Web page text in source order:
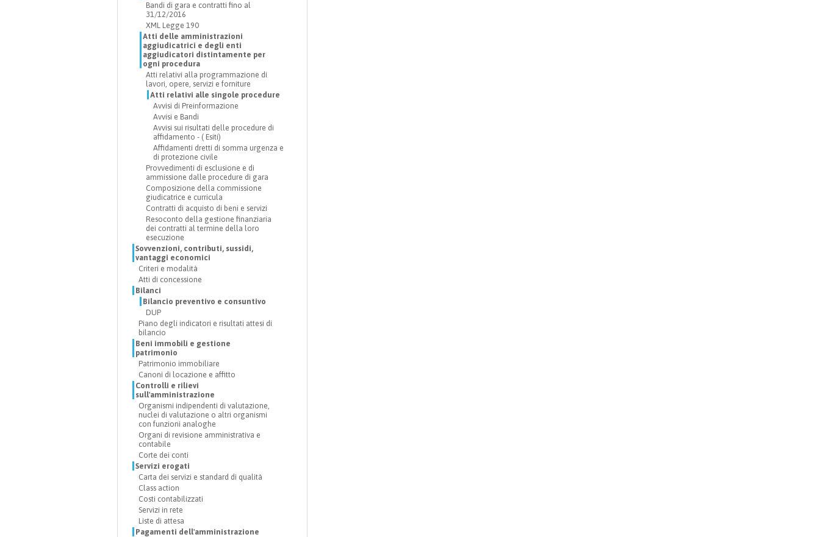
Bandi di gara e contratti fino al
31/12/2016
XML Legge 190
Atti delle amministrazioni
aggiudicatrici e degli enti
aggiudicatori distintamente per
ogni procedura
Atti relativi alla programmazione di
lavori, opere, servizi e forniture
Atti relativi alle singole procedure
Avvisi di Preinformazione
Avvisi e Bandi
Avvisi sui risultati delle procedure di
affidamento - ( Esiti)
Affidamenti dretti di somma urgenza e
di protezione civile
Provvedimenti di esclusione e di
ammissione dalle procedure di gara
Composizione della commissione
giudicatrice e curricula
Contratti di acquisto di beni e servizi
Resoconto della gestione finanziaria
dei contratti al termine della loro
esecuzione
Sovvenzioni, contributi, sussidi,
vantaggi economici
Criteri e modalità
Atti di concessione
Bilanci
Bilancio preventivo e consuntivo
DUP
Piano degli indicatori e risultati attesi di
bilancio
Beni immobili e gestione
patrimonio
Patrimonio immobiliare
Canoni di locazione e affitto
Controlli e rilievi
sull'amministrazione
Organismi indipendenti di valutazione,
nuclei di valutazione o altri organismi
con funzioni analoghe
Organi di revisione amministrativa e
contabile
Corte dei conti
Servizi erogati
Carta dei servizi e standard di qualità
Class action
Costi contabilizzati
Servizi in rete
Liste di attesa
Pagamenti dell'amministrazione